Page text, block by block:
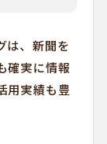
は、新聞を
確実に情報
用実績も豊